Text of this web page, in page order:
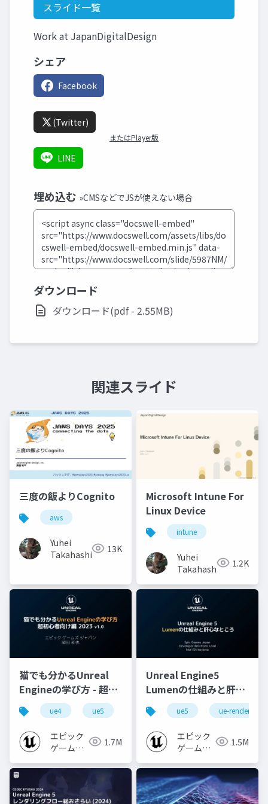
スライド一覧
Work at JapanDigitalDesign
シェア
Facebook
(Twitter)
またはPlayer版
LINE
埋め込む »CMSなどでJSが使えない場合
ダウンロード
ダウンロード(pdf - 2.55MB)
関連スライド
三度の飯よりCognito
aws
Yuhei
Takahashi
13K
Microsoft Intune For
Linux Device
intune
Yuhei
Takahashi
1.2K
猫でも分かるUnreal
Engineの学び方 - 超初
心者向け編 - 2023 v1.0
ue4 ue5 ue-beginner
エピック
ゲームズ
1.7M
Unreal Engine5
Lumenの仕組みと肝心
なところ
ue5 ue-rendering
エピック
ゲームズ
1.5M